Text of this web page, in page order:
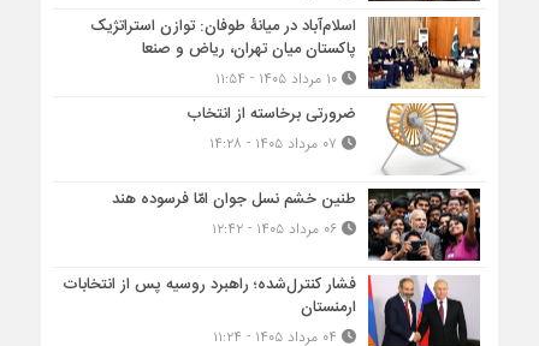
اسلام‌آباد در میانۀ طوفان: توازن استراتژیک
پاکستان میان تهران، ریاض و صنعا
۱۰ مرداد ۱۴۰۵ - ۱۱:۵۴
ضرورتی برخاسته از انتخاب
طنین خشم نسل جوان امّا فرسوده هند
۰۶ مرداد ۱۴۰۵ - ۱۲:۴۲
فشار کنترل‌شده؛ راهبرد روسیه پس از انتخابات
ارمنستان